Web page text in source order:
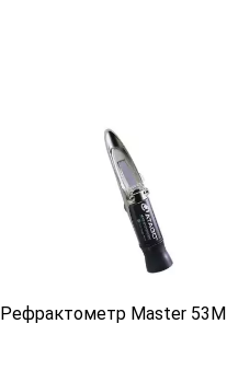
Рефрактометр Master 53M